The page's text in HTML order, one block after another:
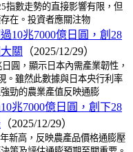
指數走勢的直接影響有限，但
在。投資者應關注物
10兆7000億日圓，創28
關
（2025/12/29）
圓，顯示日本內需產業韌性，
。雖然此數據與日本央行利率
勁的農業產值反映通膨
兆7000億日圓，創下28
（2025/12/29）
新高，反映農產品價格通膨壓